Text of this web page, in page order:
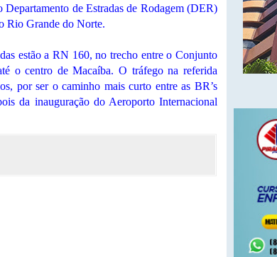
de Estradas de Rodagem (DER)
Rio Grande do Norte.
estão a RN 160, no trecho entre o Conjunto
o centro de Macaíba. O tráfego na referida
por ser o caminho mais curto entre as BR’s
da inauguração do Aeroporto Internacional